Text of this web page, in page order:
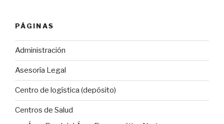
PÁGINAS
Administración
Asesoría Legal
Centro de logística (depósito)
Centros de Salud